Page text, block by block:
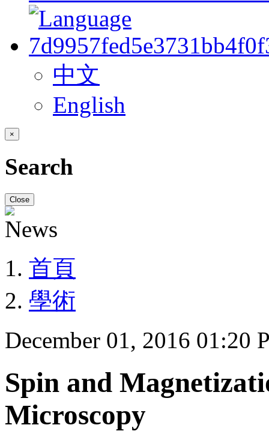
中文
English
×
Search
Close
首頁
學術
December 01, 2016 01:20
Spin and
Microscopy